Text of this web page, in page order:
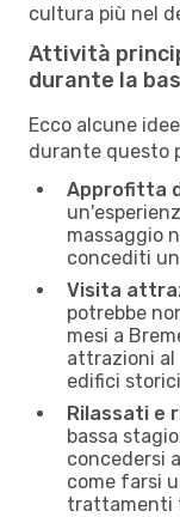
cultura più nel
Attività
durante la
Ecco alcune
durante questo
Approfitta
massaggio
concediti
Visita
potrebbe
mesi a
attrazioni al
edifici
Rilassati e
bassa
concedersi
come farsi
trattamenti